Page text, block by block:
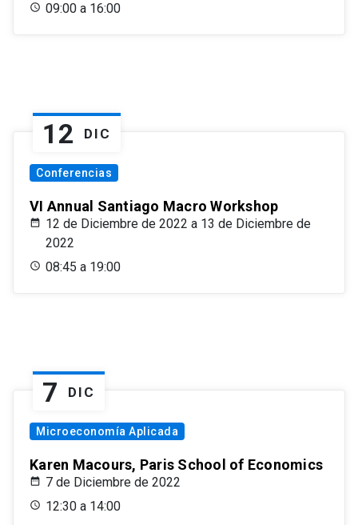
09:00 a 16:00
12 DIC
Conferencias
VI Annual Santiago Macro Workshop
12 de Diciembre de 2022 a 13 de Diciembre de
2022
08:45 a 19:00
7 DIC
Microeconomía Aplicada
Karen Macours, Paris School of Economics
7 de Diciembre de 2022
12:30 a 14:00